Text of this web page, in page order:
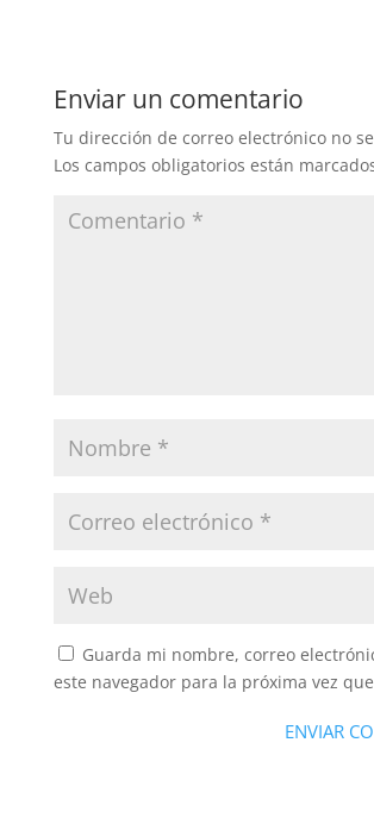
Enviar un comentario
Tu dirección de correo electrónico no
Los campos obligatorios están
Guarda mi nombre, correo
este navegador para la próxima vez
ENVIAR